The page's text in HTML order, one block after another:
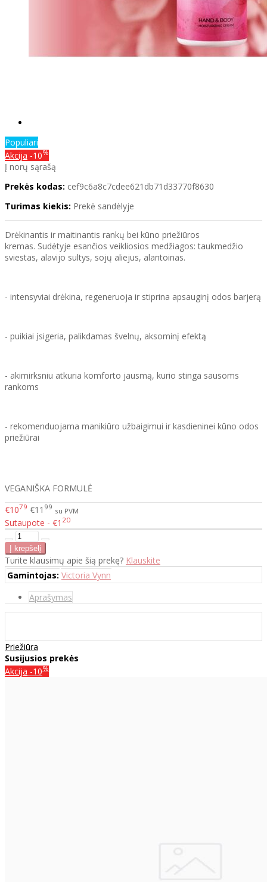
Populiari
Akcija -10%
Į norų sąrašą
Prekės kodas: cef9c6a8c7cdee621db71d33770f8630
Turimas kiekis: Prekė sandėlyje
Drėkinantis ir maitinantis rankų bei kūno priežiūros
kremas. Sudėtyje esančios veikliosios medžiagos: taukmedžio
sviestas, alavijo sultys, sojų aliejus, alantoinas.
- intensyviai drėkina, regeneruoja ir stiprina apsauginį odos barjerą
- puikiai įsigeria, palikdamas švelnų, aksominį efektą
- akimirksniu atkuria komforto jausmą, kurio stinga sausoms
rankoms
- rekomenduojama manikiūro užbaigimui ir kasdieninei kūno odos
priežiūrai
VEGANIŠKA FORMULĖ
€1079 €11 99 su PVM
Sutaupote - €1 20
Turite klausimų apie šią prekę? Klauskite
Gamintojas: Victoria Vynn
Aprašymas
Priežiūra
Susijusios prekės
Akcija -10%